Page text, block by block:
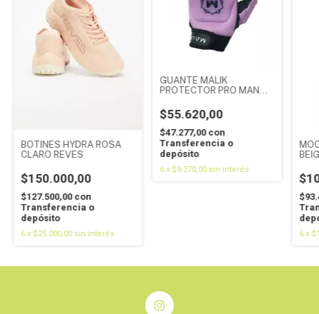
BOTINES HYDRA ROSA
CLARO REVES
$150.000,00
$127.500,00 con
Transferencia o
depósito
6 x$25.000,00 sin interés
GUANTE MALIK
PROTECTOR PRO MANO
$55.620,00
$47.277,00 con
Transferencia o
depósito
6 x$9.270,00 sin interés
6 x